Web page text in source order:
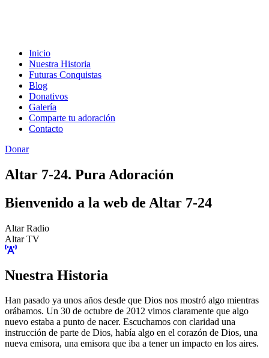
Inicio
Nuestra Historia
Futuras Conquistas
Blog
Donativos
Galería
Comparte tu adoración
Contacto
Donar
Altar 7-24. Pura Adoración
Bienvenido a la web de Altar 7-24
Altar Radio
Altar TV
Nuestra Historia
Han pasado ya unos años desde que Dios nos mostró algo mientras
orábamos. Un 30 de octubre de 2012 vimos claramente que algo
nuevo estaba a punto de nacer. Escuchamos con claridad una
instrucción de parte de Dios, había algo en el corazón de Dios, una
nueva emisora, una emisora que iba a tener un impacto en los aires.